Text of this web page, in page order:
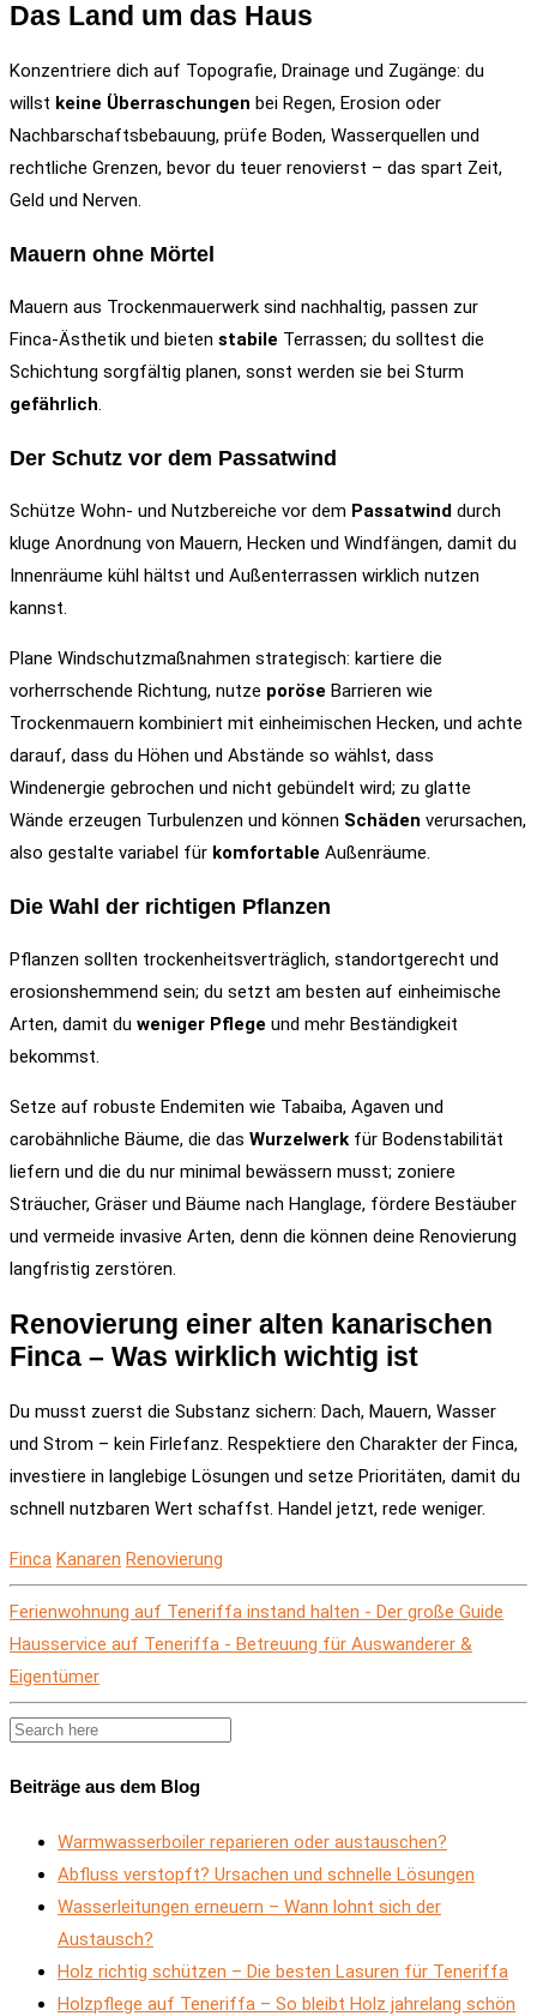
Das Land um das Haus
Konzentriere dich auf Topografie, Drainage und Zugänge: du
willst keine Überraschungen bei Regen, Erosion oder
Nachbarschaftsbebauung, prüfe Boden, Wasserquellen und
rechtliche Grenzen, bevor du teuer renovierst – das spart Zeit,
Geld und Nerven.
Mauern ohne Mörtel
Mauern aus Trockenmauerwerk sind nachhaltig, passen zur
Finca-Ästhetik und bieten stabile Terrassen; du solltest die
Schichtung sorgfältig planen, sonst werden sie bei Sturm
gefährlich.
Der Schutz vor dem Passatwind
Schütze Wohn- und Nutzbereiche vor dem Passatwind durch
kluge Anordnung von Mauern, Hecken und Windfängen, damit du
Innenräume kühl hältst und Außenterrassen wirklich nutzen
kannst.
Plane Windschutzmaßnahmen strategisch: kartiere die
vorherrschende Richtung, nutze poröse Barrieren wie
Trockenmauern kombiniert mit einheimischen Hecken, und achte
darauf, dass du Höhen und Abstände so wählst, dass
Windenergie gebrochen und nicht gebündelt wird; zu glatte
Wände erzeugen Turbulenzen und können Schäden verursachen,
also gestalte variabel für komfortable Außenräume.
Die Wahl der richtigen Pflanzen
Pflanzen sollten trockenheitsverträglich, standortgerecht und
erosionshemmend sein; du setzt am besten auf einheimische
Arten, damit du weniger Pflege und mehr Beständigkeit
bekommst.
Setze auf robuste Endemiten wie Tabaiba, Agaven und
carobähnliche Bäume, die das Wurzelwerk für Bodenstabilität
liefern und die du nur minimal bewässern musst; zoniere
Sträucher, Gräser und Bäume nach Hanglage, fördere Bestäuber
und vermeide invasive Arten, denn die können deine Renovierung
langfristig zerstören.
Renovierung einer alten kanarischen
Finca – Was wirklich wichtig ist
Du musst zuerst die Substanz sichern: Dach, Mauern, Wasser
und Strom – kein Firlefanz. Respektiere den Charakter der Finca,
investiere in langlebige Lösungen und setze Prioritäten, damit du
schnell nutzbaren Wert schaffst. Handel jetzt, rede weniger.
Finca Kanaren Renovierung
Ferienwohnung auf Teneriffa instand halten - Der große Guide
Hausservice auf Teneriffa - Betreuung für Auswanderer &
Eigentümer
Beiträge aus dem Blog
Warmwasserboiler reparieren oder austauschen?
Abfluss verstopft? Ursachen und schnelle Lösungen
Wasserleitungen erneuern – Wann lohnt sich der
Austausch?
Holz richtig schützen – Die besten Lasuren für Teneriffa
Holzpflege auf Teneriffa – So bleibt Holz jahrelang schön